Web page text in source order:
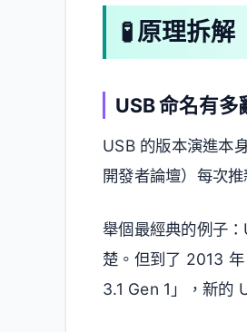
🧪 原理拆解
USB 命名有
USB 的版本演進本
開發者論壇）每次
舉個最經典的例子
楚。但到了 2013
3.1 Gen 1」，新的